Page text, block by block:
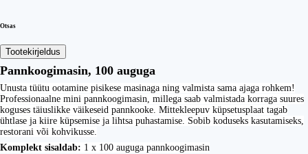
Otsas
Tootekirjeldus
Pannkoogimasin, 100 auguga
Unusta tüütu ootamine pisikese masinaga ning valmista sama ajaga rohkem!
Professionaalne mini pannkoogimasin, millega saab valmistada korraga suures
koguses täiuslikke väikeseid pannkooke. Mittekleepuv küpsetusplaat tagab
ühtlase ja kiire küpsemise ja lihtsa puhastamise. Sobib koduseks kasutamiseks,
restorani või kohvikusse.
Komplekt sisaldab: 1 x 100 auguga pannkoogimasin